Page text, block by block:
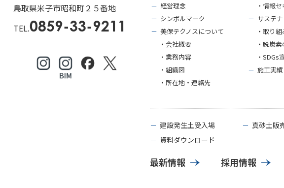
鳥取県米子市昭和町２５番地
TEL.0859-33-9211
－ 経営理念
－ シンボルマーク
－ 美保テクノスについて
・会社概要
・業務内容
・組織図
・所在地・連絡先
・情報
－ サステ
・取り
・脱炭
・SDGs
－施工実績
－ 建設発生土受入場 － 真砂土販
－ 資料ダウンロード
最新情報 採用情報